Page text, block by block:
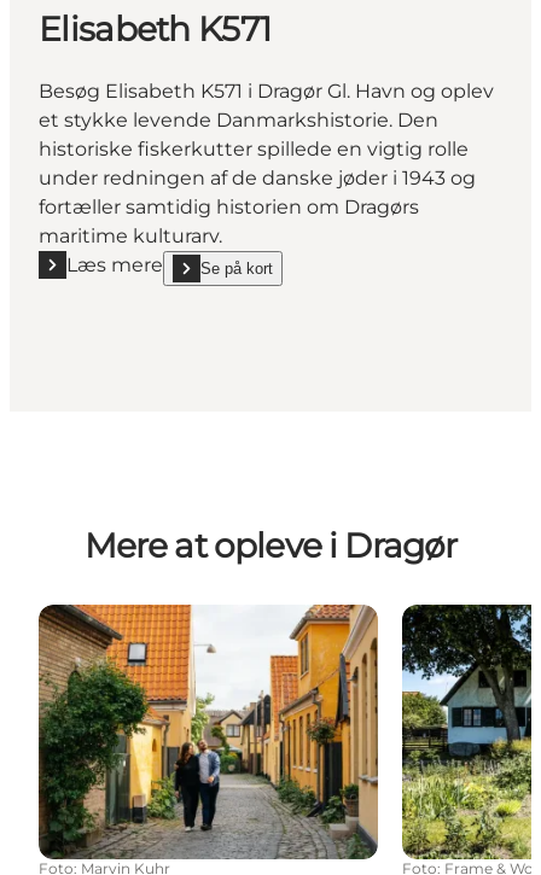
Elisabeth K571
Besøg Elisabeth K571 i Dragør Gl. Havn og oplev
et stykke levende Danmarkshistorie. Den
historiske fiskerkutter spillede en vigtig rolle
under redningen af de danske jøder i 1943 og
fortæller samtidig historien om Dragørs
maritime kulturarv.
Læs mere
Læs mere "Elisabeth K571"
Se på kort
show Elisabeth K571 on_map
Mere at opleve i Dragør
Dragør – den gamle bydel
Foto: Marvin Kuhr
Museerne i
Foto: Frame &